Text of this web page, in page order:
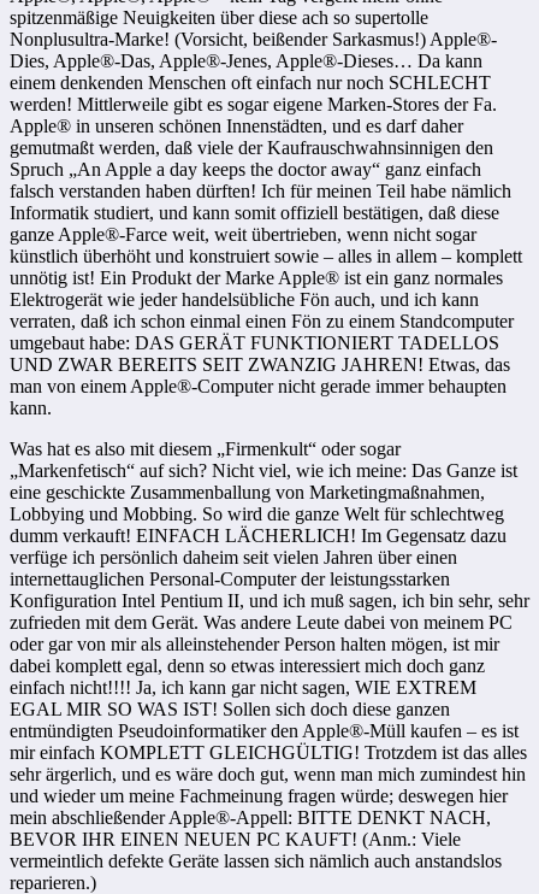
spitzenmäßige Neuigkeiten über diese ach so supertolle
Nonplusultra-Marke! (Vorsicht, beißender Sarkasmus!) Apple®-
Dies, Apple®-Das, Apple®-Jenes, Apple®-Dieses… Da kann
einem denkenden Menschen oft einfach nur noch SCHLECHT
werden! Mittlerweile gibt es sogar eigene Marken-Stores der Fa.
Apple® in unseren schönen Innenstädten, und es darf daher
gemutmaßt werden, daß viele der Kaufrauschwahnsinnigen den
Spruch „An Apple a day keeps the doctor away“ ganz einfach
falsch verstanden haben dürften! Ich für meinen Teil habe nämlich
Informatik studiert, und kann somit offiziell bestätigen, daß diese
ganze Apple®-Farce weit, weit übertrieben, wenn nicht sogar
künstlich überhöht und konstruiert sowie – alles in allem – komplett
unnötig ist! Ein Produkt der Marke Apple® ist ein ganz normales
Elektrogerät wie jeder handelsübliche Fön auch, und ich kann
verraten, daß ich schon einmal einen Fön zu einem Standcomputer
umgebaut habe: DAS GERÄT FUNKTIONIERT TADELLOS
UND ZWAR BEREITS SEIT ZWANZIG JAHREN! Etwas, das
man von einem Apple®-Computer nicht gerade immer behaupten
kann.
Was hat es also mit diesem „Firmenkult“ oder sogar
„Markenfetisch“ auf sich? Nicht viel, wie ich meine: Das Ganze ist
eine geschickte Zusammenballung von Marketingmaßnahmen,
Lobbying und Mobbing. So wird die ganze Welt für schlechtweg
dumm verkauft! EINFACH LÄCHERLICH! Im Gegensatz dazu
verfüge ich persönlich daheim seit vielen Jahren über einen
internettauglichen Personal-Computer der leistungsstarken
Konfiguration Intel Pentium II, und ich muß sagen, ich bin sehr, sehr
zufrieden mit dem Gerät. Was andere Leute dabei von meinem PC
oder gar von mir als alleinstehender Person halten mögen, ist mir
dabei komplett egal, denn so etwas interessiert mich doch ganz
einfach nicht!!!! Ja, ich kann gar nicht sagen, WIE EXTREM
EGAL MIR SO WAS IST! Sollen sich doch diese ganzen
entmündigten Pseudoinformatiker den Apple®-Müll kaufen – es ist
mir einfach KOMPLETT GLEICHGÜLTIG! Trotzdem ist das alles
sehr ärgerlich, und es wäre doch gut, wenn man mich zumindest hin
und wieder um meine Fachmeinung fragen würde; deswegen hier
mein abschließender Apple®-Appell: BITTE DENKT NACH,
BEVOR IHR EINEN NEUEN PC KAUFT! (Anm.: Viele
vermeintlich defekte Geräte lassen sich nämlich auch anstandslos
reparieren.)